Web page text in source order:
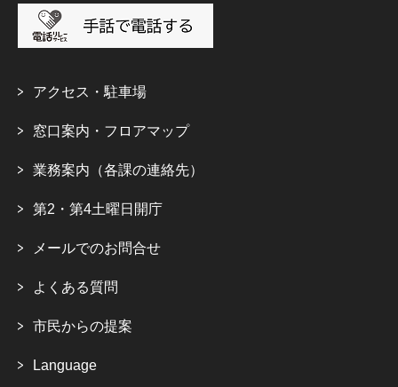
アクセス・駐車場
窓口案内・フロアマップ
業務案内（各課の連絡先）
第2・第4土曜日開庁
メールでのお問合せ
よくある質問
市民からの提案
Language